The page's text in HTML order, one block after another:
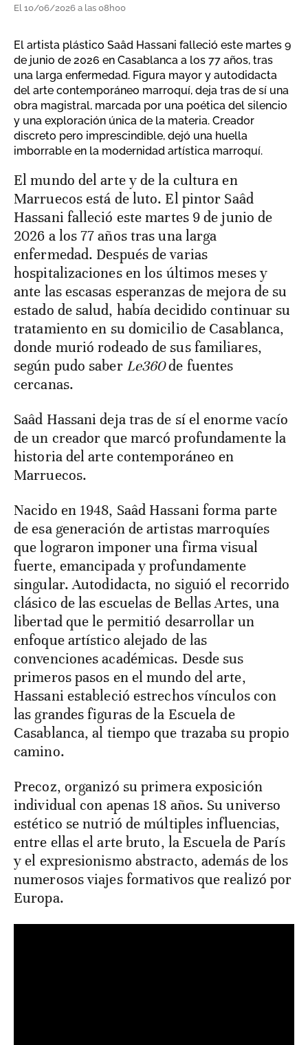
El 10/06/2026 a las 08h00
El artista plástico Saâd Hassani falleció este martes 9
de junio de 2026 en Casablanca a los 77 años, tras
una larga enfermedad. Figura mayor y autodidacta
del arte contemporáneo marroquí, deja tras de sí una
obra magistral, marcada por una poética del silencio
y una exploración única de la materia. Creador
discreto pero imprescindible, dejó una huella
imborrable en la modernidad artística marroquí.
El mundo del arte y de la cultura en
Marruecos está de luto. El pintor Saâd
Hassani falleció este martes 9 de junio de
2026 a los 77 años tras una larga
enfermedad. Después de varias
hospitalizaciones en los últimos meses y
ante las escasas esperanzas de mejora de su
estado de salud, había decidido continuar su
tratamiento en su domicilio de Casablanca,
donde murió rodeado de sus familiares,
según pudo saber Le360de fuentes
cercanas.
Saâd Hassani deja tras de sí el enorme vacío
de un creador que marcó profundamente la
historia del arte contemporáneo en
Marruecos.
Nacido en 1948, Saâd Hassani forma parte
de esa generación de artistas marroquíes
que lograron imponer una firma visual
fuerte, emancipada y profundamente
singular. Autodidacta, no siguió el recorrido
clásico de las escuelas de Bellas Artes, una
libertad que le permitió desarrollar un
enfoque artístico alejado de las
convenciones académicas. Desde sus
primeros pasos en el mundo del arte,
Hassani estableció estrechos vínculos con
las grandes figuras de la Escuela de
Casablanca, al tiempo que trazaba su propio
camino.
Precoz, organizó su primera exposición
individual con apenas 18 años. Su universo
estético se nutrió de múltiples influencias,
entre ellas el arte bruto, la Escuela de París
y el expresionismo abstracto, además de los
numerosos viajes formativos que realizó por
Europa.